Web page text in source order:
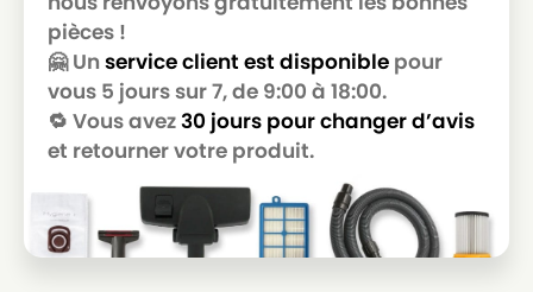
MIELE
MIELE
MIELE ALLERGY CONTROL S400
MIELE
MIELE ALLERGY CONTROL S5381
MIELE ALLERGY CONTROL S600
MIELE
MIELE ALLERGY HEPA
pièces !
🤗 Un service client est disponible pour
vous 5 jours sur 7, de 9:00 à 18:00.
🔁 Vous avez30 jours pour changer d’avis
et retourner votre produit.